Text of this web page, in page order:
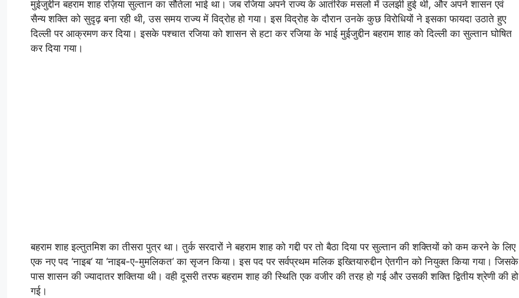
मुईजुद्दीन बहराम शाह रज़िया सुल्तान का सौतेला भाई था। जब रजिया अपने राज्य के आतंरिक मसलो में उलझी हुई थी, और अपने शासन एवं
सैन्य शक्ति को सुदृढ़ बना रही थी, उस समय राज्य में विद्रोह हो गया। इस विद्रोह के दौरान उनके कुछ विरोधियों ने इसका फायदा उठाते हुए
दिल्ली पर आक्रमण कर दिया। इसके पश्चात रजिया को शासन से हटा कर रजिया के भाई मुईजुद्दीन बहराम शाह को दिल्ली का सुल्तान घोषित
कर दिया गया।
बहराम शाह इल्तुतमिश का तीसरा पुत्र था। तुर्क सरदारों ने बहराम शाह को गद्दी पर तो बैठा दिया पर सुल्तान की शक्तियों को कम करने के लिए
एक नए पद ‘नाइब‘ या ‘नाइब-ए-मुमलिकत‘ का सृजन किया। इस पद पर सर्वप्रथम मलिक इख्तियारुद्दीन ऐतगीन को नियुक्त किया गया। जिसके
पास शासन की ज्यादातर शक्तिया थी। वही दूसरी तरफ बहराम शाह की स्थिति एक वजीर की तरह हो गई और उसकी शक्ति द्वितीय श्रेणी की हो
गई।